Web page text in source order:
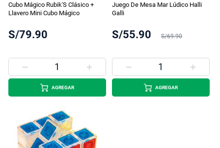
Cubo Mágico Rubik'S Clásico +
Llavero Mini Cubo Mágico
S/79.90
AGREGAR
Juego De Mesa Mar Lúdico Halli
Galli
S/55.90 S/69.90
AGREGAR